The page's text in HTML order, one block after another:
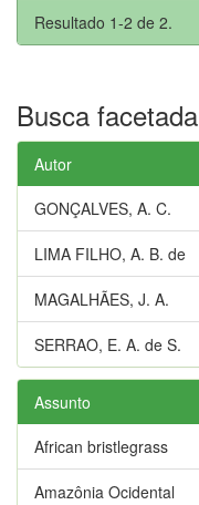
Resultado 1-2 de 2.
Busca facetada
Autor
GONÇALVES, A. C.
LIMA FILHO, A. B. de
MAGALHÃES, J. A.
SERRAO, E. A. de S.
Assunto
African bristlegrass
Amazônia Ocidental